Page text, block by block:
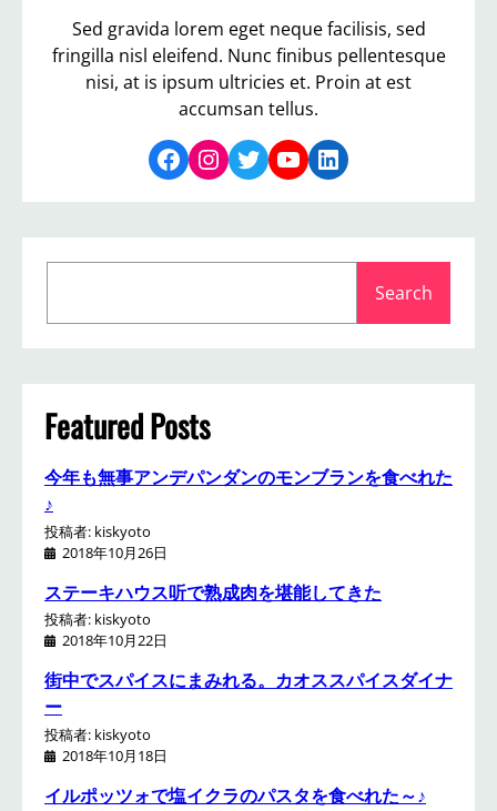
Sed gravida lorem eget neque facilisis, sed
fringilla nisl eleifend. Nunc finibus pellentesque
nisi, at is ipsum ultricies et. Proin at est
accumsan tellus.
Facebook Instagram Twitter YouTube LinkedIn
a
r
c
h
Search
Featured Posts
今年も無事アンデパンダンのモンブランを食べれた
♪
投稿者: kiskyoto
2018年10月26日
ステーキハウス听で熟成肉を堪能してきた
投稿者: kiskyoto
2018年10月22日
街中でスパイスにまみれる。カオススパイスダイナ
ー
投稿者: kiskyoto
2018年10月18日
イルポッツォで塩イクラのパスタを食べれた～♪